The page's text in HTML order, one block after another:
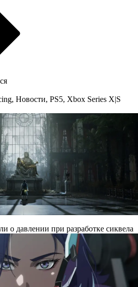
, Новости, PS5, Xbox Series X|S
о давлении при разработке сиквела